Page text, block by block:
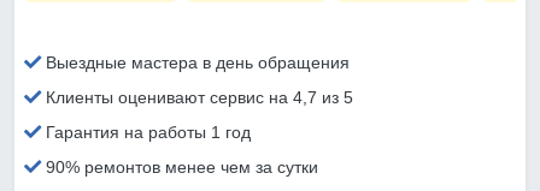
Выездные мастера в день обращения
Клиенты оценивают сервис на 4,7 из 5
Гарантия на работы 1 год
90% ремонтов менее чем за сутки